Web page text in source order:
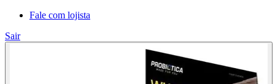
Fale com lojista
Sair